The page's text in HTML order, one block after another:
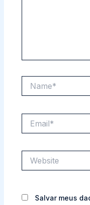
Salvar meus